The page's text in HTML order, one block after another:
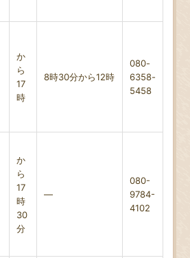
か
ら
17
時
8時30分から12時
080-
6358-
5458
か
ら
17
時
30
分
―
080-
9784-
4102